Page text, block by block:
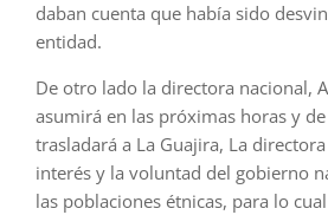
daban cuenta que había sido
entidad.
De otro lado la directora nacional,
asumirá en las próximas horas y
trasladará a La Guajira, La
interés y la voluntad del gobierno
las poblaciones étnicas, para lo